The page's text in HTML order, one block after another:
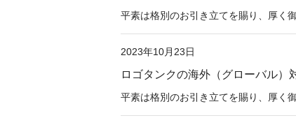
平素は格別のお引き立てを賜り、厚く
2023年10月23日
ロゴタンクの海外（グローバル）
平素は格別のお引き立てを賜り、厚く